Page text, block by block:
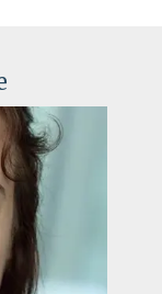
Geschäftsleitung